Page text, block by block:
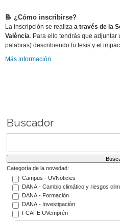
📝 ¿Cómo inscribirse?
La inscripción se realizaa través de la
València . Para ello tendrás que
palabras) describiendo tu tesis y el
Más información
Buscador
Categoría de la novedad:
Campus - UVNoticies
DANA - Cambio climático y riesgos
DANA - Formación
DANA - Investigación
FCAFE UVemprén